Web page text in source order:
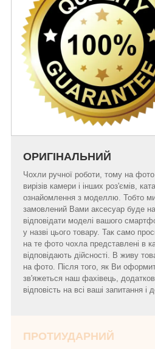
ОРИГІНАЛЬНИЙ
Чохли ручної роботи, тому на фото
вирізів камери і інших роз'ємів,
ознайомлення з моделлю. Тобто
замовлений Вами аксесуар буде на
відповідати моделі вашого
у назві цього товару. Так само
на те фото чохла представлені в
відповідають дійсності. В живу
на фото. Після того, як Ви
зв'яжеться наш фахівець,
відповість на всі ваші запитання і
ПРОТИУДАРНИЙ